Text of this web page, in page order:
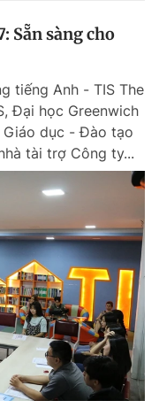
Sẵn sàng cho
tiếng Anh - TIS The
Đại học Greenwich
dục - Đào tạo
tài trợ Công ty...